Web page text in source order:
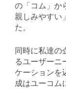
の「コム」か
親しみやすい
た。
同時に私達の
るユーザーニ
ケーションを
成はユーコム